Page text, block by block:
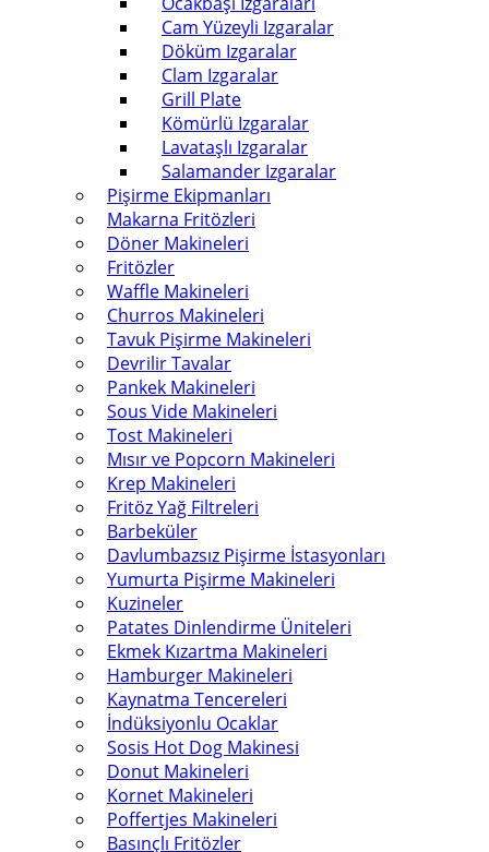
Cam Yüzeyli Izgaralar
Döküm Izgaralar
Clam Izgaralar
Grill Plate
Kömürlü Izgaralar
Lavataşlı Izgaralar
Salamander Izgaralar
Pişirme Ekipmanları
Makarna Fritözleri
Döner Makineleri
Fritözler
Waffle Makineleri
Churros Makineleri
Tavuk Pişirme Makineleri
Devrilir Tavalar
Pankek Makineleri
Sous Vide Makineleri
Tost Makineleri
Mısır ve Popcorn Makineleri
Krep Makineleri
Fritöz Yağ Filtreleri
Barbeküler
Davlumbazsız Pişirme İstasyonları
Yumurta Pişirme Makineleri
Kuzineler
Patates Dinlendirme Üniteleri
Ekmek Kızartma Makineleri
Hamburger Makineleri
Kaynatma Tencereleri
İndüksiyonlu Ocaklar
Sosis Hot Dog Makinesi
Donut Makineleri
Kornet Makineleri
Poffertjes Makineleri
Basınçlı Fritözler